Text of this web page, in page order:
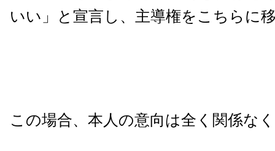
いい」と宣言し、主導権をこちらに
この場合、本人の意向は全く関係な